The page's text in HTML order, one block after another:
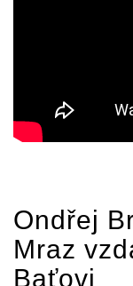
Ondřej
Mraz
Baťovi